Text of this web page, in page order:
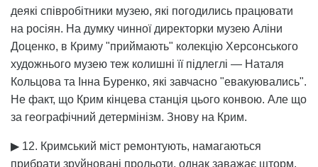
деякі співробітники музею, які погодились працювати
на росіян. На думку чинної директорки музею Аліни
Доценко, в Криму "приймають" колекцію Херсонського
художнього музею теж колишні її підлеглі — Наталя
Кольцова та Інна Буренко, які завчасно "евакуювались".
Не факт, що Крим кінцева станція цього конвою. Але що
за географічний детермінізм. Знову на Крим.
▶ 12. Кримський міст ремонтують, намагаються
прибрати зруйновані прольоти, однак заважає шторм.